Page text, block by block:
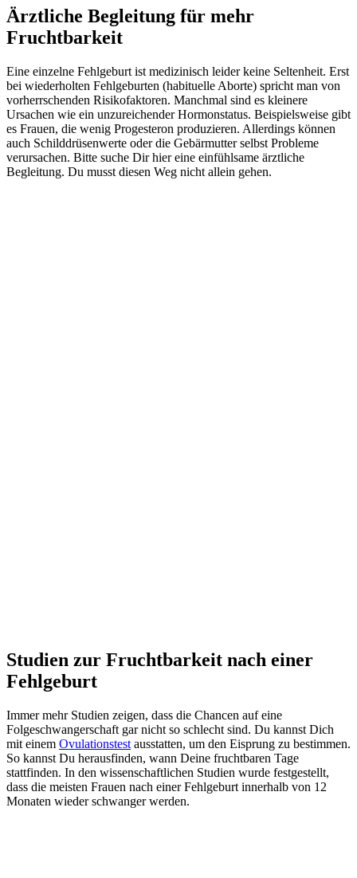
Ärztliche Begleitung für mehr
Fruchtbarkeit
Eine einzelne Fehlgeburt ist medizinisch leider keine Seltenheit. Erst
bei wiederholten Fehlgeburten (habituelle Aborte) spricht man von
vorherrschenden Risikofaktoren. Manchmal sind es kleinere
Ursachen wie ein unzureichender Hormonstatus. Beispielsweise gibt
es Frauen, die wenig Progesteron produzieren. Allerdings können
auch Schilddrüsenwerte oder die Gebärmutter selbst Probleme
verursachen. Bitte suche Dir hier eine einfühlsame ärztliche
Begleitung. Du musst diesen Weg nicht allein gehen.
Studien zur Fruchtbarkeit nach einer
Fehlgeburt
Immer mehr Studien zeigen, dass die Chancen auf eine
Folgeschwangerschaft gar nicht so schlecht sind. Du kannst Dich
mit einem Ovulationstest ausstatten, um den Eisprung zu bestimmen.
So kannst Du herausfinden, wann Deine fruchtbaren Tage
stattfinden. In den wissenschaftlichen Studien wurde festgestellt,
dass die meisten Frauen nach einer Fehlgeburt innerhalb von 12
Monaten wieder schwanger werden.